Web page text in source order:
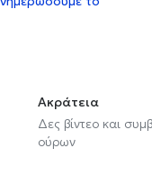
Ακράτεια
Δες βίντεο και
ούρων